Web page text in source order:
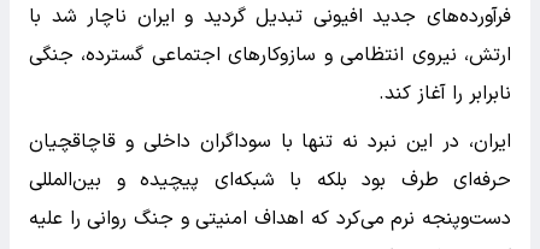
فرآورده‌های جدید افیونی تبدیل گردید و ایران ناچار شد با
ارتش، نیروی انتظامی و سازوکارهای اجتماعی گسترده، جنگی
نابرابر را آغاز کند.
ایران، در این نبرد نه تنها با سوداگران داخلی و قاچاقچیان
حرفه‌ای طرف بود بلکه با شبکه‌ای پیچیده و بین‌المللی
دست‌وپنجه نرم می‌کرد که اهداف امنیتی و جنگ روانی را علیه